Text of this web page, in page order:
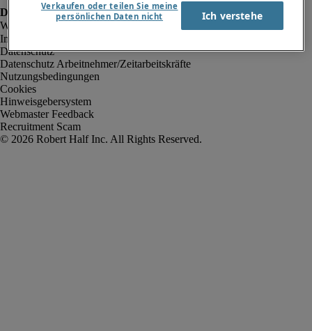
Impressum
Datenschutz
Datenschutz Arbeitnehmer/Zeitarbeitskräfte
Nutzungsbedingungen
Cookies
Hinweisgebersystem
Webmaster Feedback
Recruitment Scam
Verkaufen oder teilen Sie meine
persönlichen Daten nicht
Ich verstehe